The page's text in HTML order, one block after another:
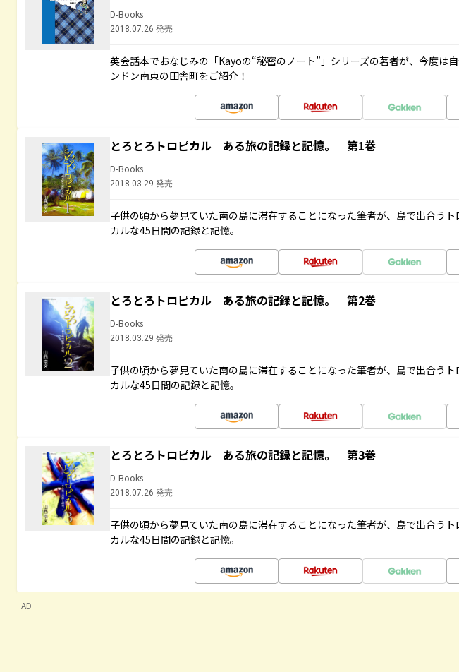
D-Books
2018.07.26 発売
英会話本でおなじみの「Kayoの“秘密のノート”」シリーズの著者が、今度は
ンドン南東の田舎町をご紹介！
とろとろトロピカル ある旅の記録と記憶。 第1巻
D-Books
2018.03.29 発売
子供の頃から夢見ていた南の島に滞在することになった筆者が、島で出合うト
カルな45日間の記録と記憶。
とろとろトロピカル ある旅の記録と記憶。 第2巻
D-Books
2018.03.29 発売
子供の頃から夢見ていた南の島に滞在することになった筆者が、島で出合うト
カルな45日間の記録と記憶。
とろとろトロピカル ある旅の記録と記憶。 第3巻
D-Books
2018.07.26 発売
子供の頃から夢見ていた南の島に滞在することになった筆者が、島で出合うト
カルな45日間の記録と記憶。
AD